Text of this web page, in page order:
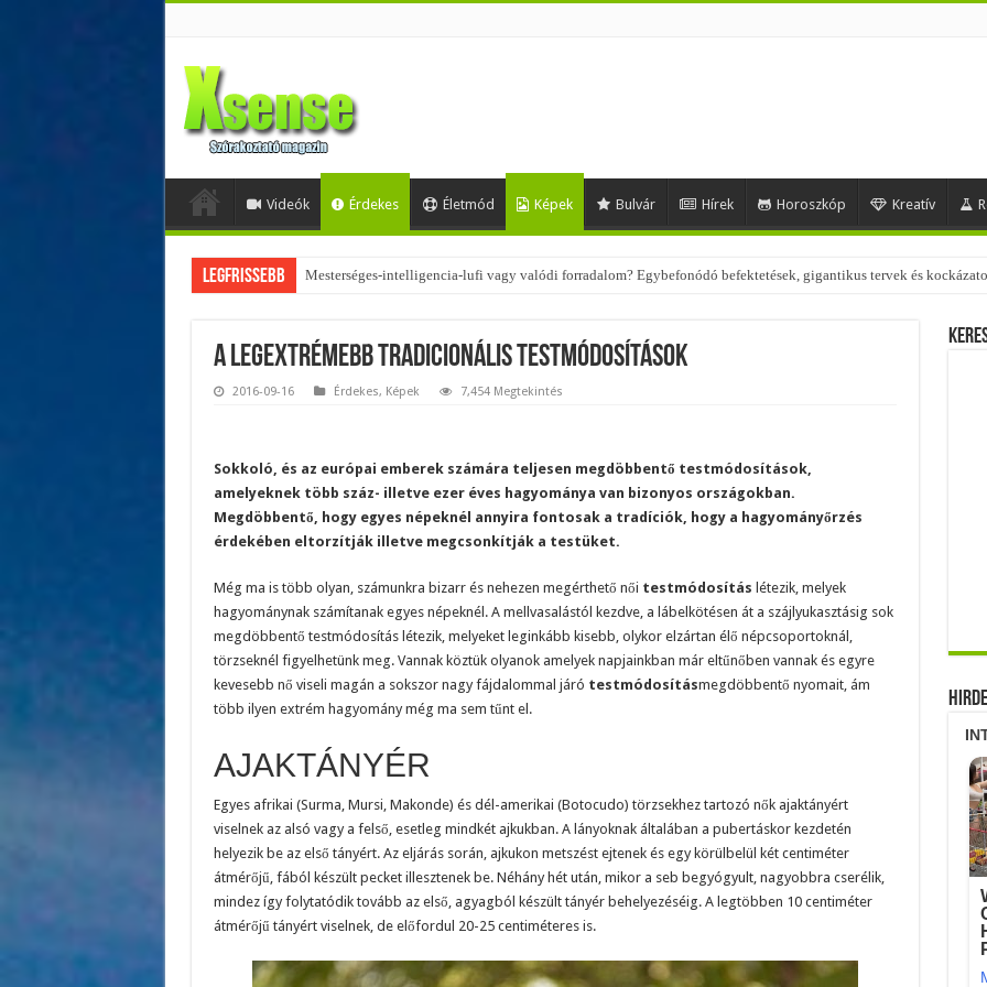
Videók Érdekes Életmód Képek Bulvár Hírek Horoszkóp Kreatív
Legfrissebb Az övtáskák továbbra is trendik – nézd meg, milyen stílusokhoz illenek!
A legextrémebb tradicionális testmódosítások
2016-09-16 Érdekes, Képek 7,454 Megtekintés
Sokkoló, és az európai emberek számára teljesen megdöbbentő testmódosítások,
amelyeknek több száz- illetve ezer éves hagyománya van bizonyos országokban.
Megdöbbentő, hogy egyes népeknél annyira fontosak a tradíciók, hogy a hagyományőrzés
érdekében eltorzítják illetve megcsonkítják a testüket.
Még ma is több olyan, számunkra bizarr és nehezen megérthető női testmódosítás létezik, melyek
hagyománynak számítanak egyes népeknél. A mellvasalástól kezdve, a lábelkötésen át a szájlyukasztásig sok
megdöbbentő testmódosítás létezik, melyeket leginkább kisebb, olykor elzártan élő népcsoportoknál,
törzseknél figyelhetünk meg. Vannak köztük olyanok amelyek napjainkban már eltűnőben vannak és egyre
kevesebb nő viseli magán a sokszor nagy fájdalommal járó testmódosításmegdöbbentő nyomait, ám
több ilyen extrém hagyomány még ma sem tűnt el.
AJAKTÁNYÉR
Egyes afrikai (Surma, Mursi, Makonde) és dél-amerikai (Botocudo) törzsekhez tartozó nők ajaktányért
viselnek az alsó vagy a felső, esetleg mindkét ajkukban. A lányoknak általában a pubertáskor kezdetén
helyezik be az első tányért. Az eljárás során, ajkukon metszést ejtenek és egy körülbelül két centiméter
átmérőjű, fából készült pecket illesztenek be. Néhány hét után, mikor a seb begyógyult, nagyobbra cserélik,
mindez így folytatódik tovább az első, agyagból készült tányér behelyezéséig. A legtöbben 10 centiméter
átmérőjű tányért viselnek, de előfordul 20-25 centiméteres is.